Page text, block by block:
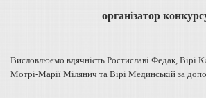
організатор
Висловлюємо вдячність Ростиславі Федак, Вірі
Мотрі-Марії Мілянич та Вірі Мединській за